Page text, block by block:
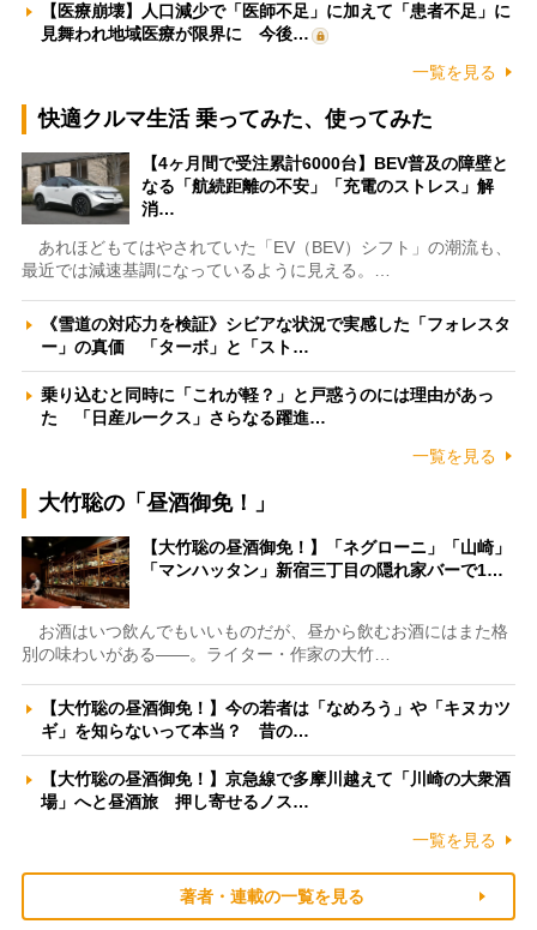
【医療崩壊】人口減少で「医師不足」に加えて「患者不足」に
見舞われ地域医療が限界に 今後…
一覧を見る
快適クルマ生活 乗ってみた、使ってみた
【4ヶ月間で受注累計6000台】BEV普及の障壁と
なる「航続距離の不安」「充電のストレス」解
消…
あれほどもてはやされていた「EV（BEV）シフト」の潮流も、
最近では減速基調になっているように見える。…
《雪道の対応力を検証》シビアな状況で実感した「フォレスタ
ー」の真価 「ターボ」と「スト…
乗り込むと同時に「これが軽？」と戸惑うのには理由があっ
た 「日産ルークス」さらなる躍進…
一覧を見る
大竹聡の「昼酒御免！」
【大竹聡の昼酒御免！】「ネグローニ」「山崎」
「マンハッタン」新宿三丁目の隠れ家バーで1…
お酒はいつ飲んでもいいものだが、昼から飲むお酒にはまた格
別の味わいがある――。ライター・作家の大竹…
【大竹聡の昼酒御免！】今の若者は「なめろう」や「キヌカツ
ギ」を知らないって本当？ 昔の…
【大竹聡の昼酒御免！】京急線で多摩川越えて「川崎の大衆酒
場」へと昼酒旅 押し寄せるノス…
一覧を見る
著者・連載の一覧を見る